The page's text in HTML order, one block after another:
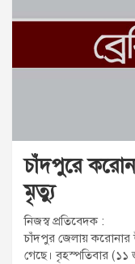
t
চাঁদপুরে
মৃত্যু
নিজস্ব প্রতিবেদক :
চাঁদপুর জেলায়
গেছে। বৃহস্পতিবার